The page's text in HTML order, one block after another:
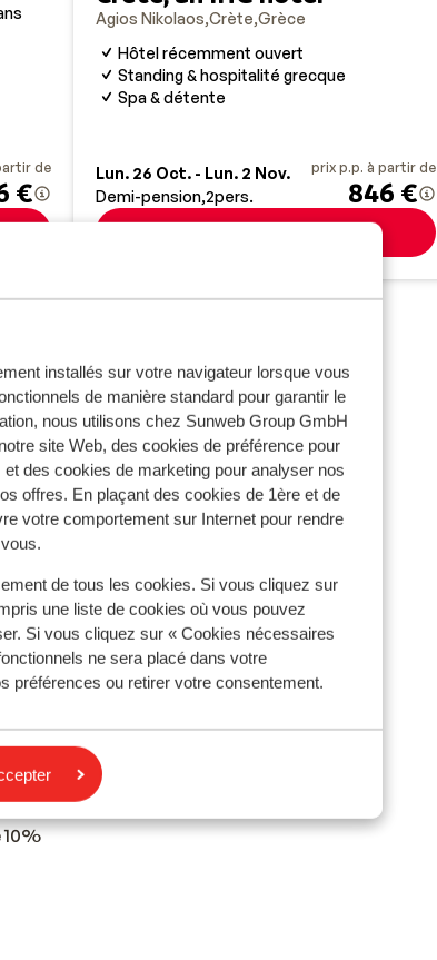
installés sur votre navigateur lorsque vous
de manière standard pour garantir le
nous utilisons chez Sunweb Group GmbH
site Web, des cookies de préférence pour
des cookies de marketing pour analyser nos
offres. En plaçant des cookies de 1ère et de
votre comportement sur Internet pour rendre
de tous les cookies. Si vous cliquez sur
une liste de cookies où vous pouvez
Si vous cliquez sur « Cookies nécessaires
ne sera placé dans votre
préférences ou retirer votre consentement.
de
€
Agios Nikolaos Crète Grèce
Hôtel récemment ouvert
Standing & hospitalité grecque
Spa & détente
Lun. 26 Oct. - Lun. 2 Nov.
Demi-pension 2pers.
prix p.p. à partir de
846 €
Locator Form » (un formulaire par
Vous trouverez ce formulaireici.
sont aussi souvent compris.
10%